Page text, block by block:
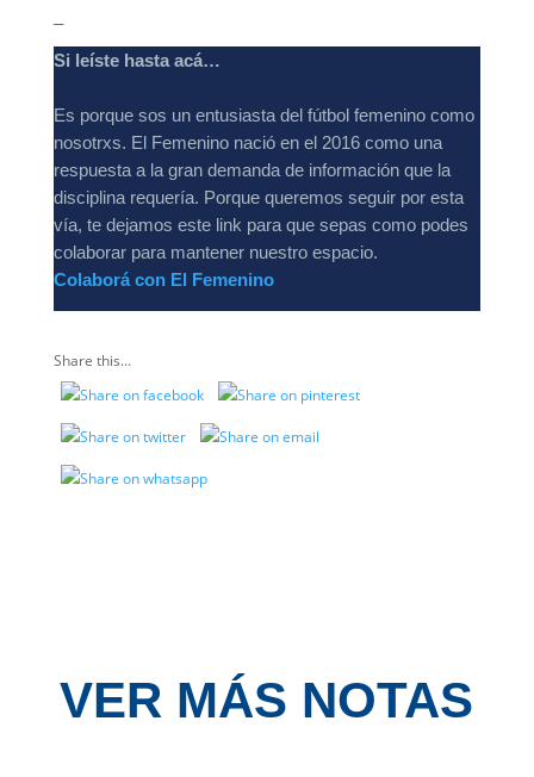
Si leíste hasta acá…
Es porque sos un entusiasta del fútbol femenino como
nosotrxs. El Femenino nació en el 2016 como una
respuesta a la gran demanda de información que la
disciplina requería. Porque queremos seguir por esta
vía, te dejamos este link para que sepas como podes
colaborar para mantener nuestro espacio.
Colaborá con El Femenino
Share this...
VER MÁS NOTAS